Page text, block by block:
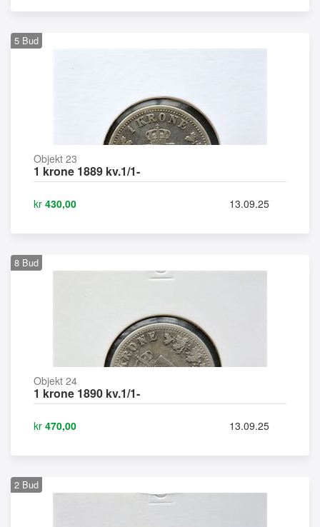
5 Bud
Objekt 23
1 krone 1889 kv.1/1-
kr 430,00 13.09.25
8 Bud
Objekt 24
1 krone 1890 kv.1/1-
kr 470,00 13.09.25
2 Bud